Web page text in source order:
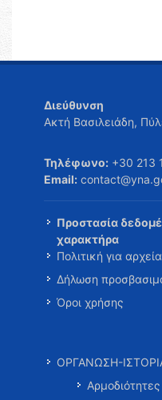
Διεύθυνση
Ακτή Βασιλειάδη,
Τηλέφωνο: +30 213
Email:
Προστασία
χαρακτήρα
Πολιτική για
Δήλωση
Όροι χρήσης
ΟΡΓΑΝΩΣΗ-
Αρμοδιότητες